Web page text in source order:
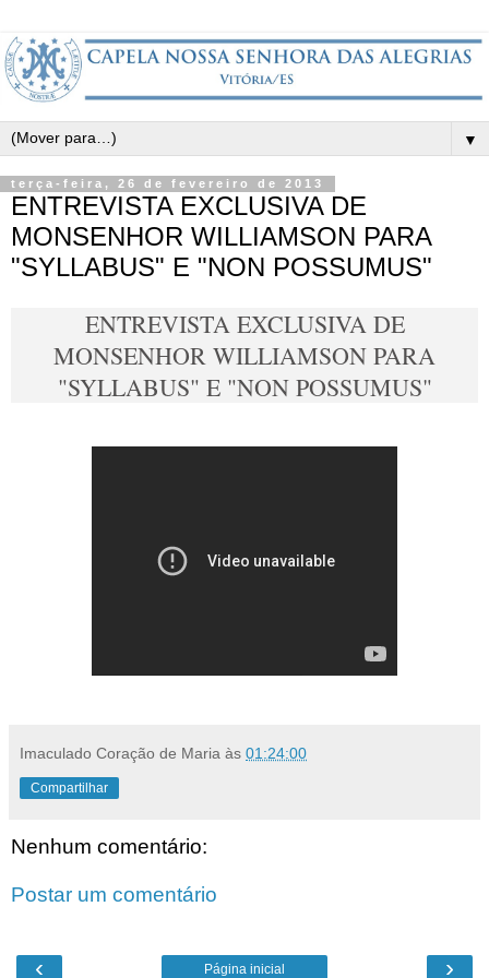
▼
terça-feira, 26 de fevereiro de 2013
ENTREVISTA EXCLUSIVA DE
MONSENHOR WILLIAMSON PARA
"SYLLABUS" E "NON POSSUMUS"
ENTREVISTA EXCLUSIVA DE
MONSENHOR WILLIAMSON PARA
"SYLLABUS" E "NON POSSUMUS"
Imaculado Coração de Maria às 01:24:00
Compartilhar
Nenhum comentário:
Postar um comentário
‹ ›
Página inicial